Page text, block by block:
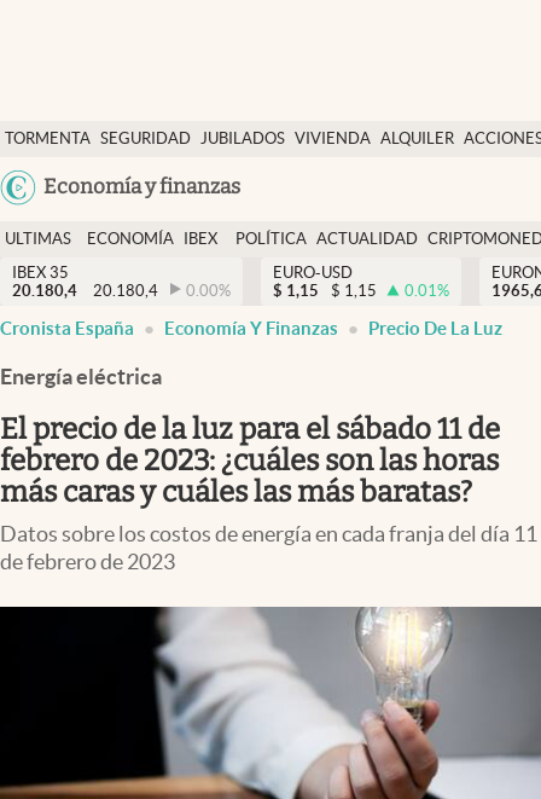
TORMENTA SEGURIDAD JUBILADOS VIVIENDA ALQUILER
USA
Colombia
Economía y finanzas
Economía y finanzas
Política
Actualidad
Criptomonedas
España
ULTIMAS
NOTICIAS
ECONOMÍA
FINANZAS
IBEX
EURO
POLÍTICA ACTUALIDAD
IBEX 35
20.180,4
20.180,4 0.00%
EURO-USD
$ 1,15 $ 1,15 0.01%
Cronista España Economía Y Finanzas Precio De La Luz
Energía eléctrica
El precio de la luz para el sábado 11 de
febrero de 2023: ¿cuáles son las horas
más caras y cuáles las más baratas?
Datos sobre los costos de energía en cada franja del día 11
de febrero de 2023